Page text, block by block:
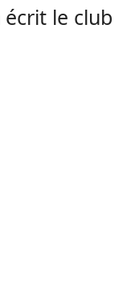
écrit le club